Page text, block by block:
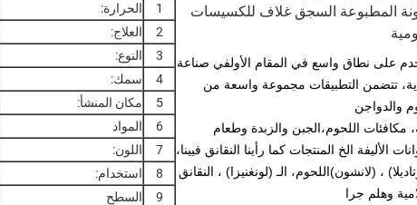
1 الحرارة:
2
العلاج:
3
النوع:
4
سمك:
5
مكان المنشأ:
6
المواد
7
اللون:
8
استخدام:
9
السطح
المطبوعة السجق غلاف للكسيسات
على نطاق واسع في المقام الأولفي صناعة
تتضمن التطبيقات مجموعة واسعة من
والدواجن
مكافئات اللحوم،الجبن والزبدة وطعام
الأليفة الخ المنتجات كما رأينا النقانق فيينا،
، (لانشون)اللحوم، الـ (لونغنيزا) ، النقانق
وهلم جرا